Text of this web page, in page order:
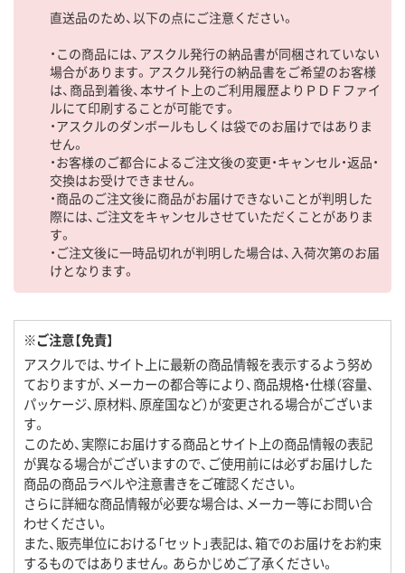
直送品のため、以下の点にご注意ください。
・この商品には、アスクル発行の納品書が同梱されていない
場合があります。アスクル発行の納品書をご希望のお客様
は、商品到着後、本サイト上のご利用履歴よりＰＤＦファイ
ルにて印刷することが可能です。
・アスクルのダンボールもしくは袋でのお届けではありま
せん。
・お客様のご都合によるご注文後の変更・キャンセル・返品・
交換はお受けできません。
・商品のご注文後に商品がお届けできないことが判明した
際には、ご注文をキャンセルさせていただくことがありま
す。
・ご注文後に一時品切れが判明した場合は、入荷次第のお届
けとなります。
※ご注意【免責】
アスクルでは、サイト上に最新の商品情報を表示するよう努め
ておりますが、メーカーの都合等により、商品規格・仕様（容量、
パッケージ、原材料、原産国など）が変更される場合がございま
す。
このため、実際にお届けする商品とサイト上の商品情報の表記
が異なる場合がございますので、ご使用前には必ずお届けした
商品の商品ラベルや注意書きをご確認ください。
さらに詳細な商品情報が必要な場合は、メーカー等にお問い合
わせください。
また、販売単位における「セット」表記は、箱でのお届けをお約束
するものではありません。あらかじめご了承ください。